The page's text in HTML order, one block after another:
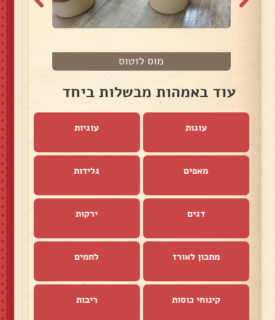
מוס לוטוס
עוד באמהות מבשלות ביחד
עוגות עוגיות
מאפים גלידות
דגים ירקות
מתכון לאורז לחמים
קינוחי כוסות ריבות